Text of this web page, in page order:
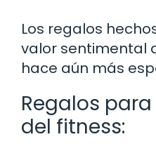
Los regalos
valor sentimental
hace aún más
Regalos
del fitness: